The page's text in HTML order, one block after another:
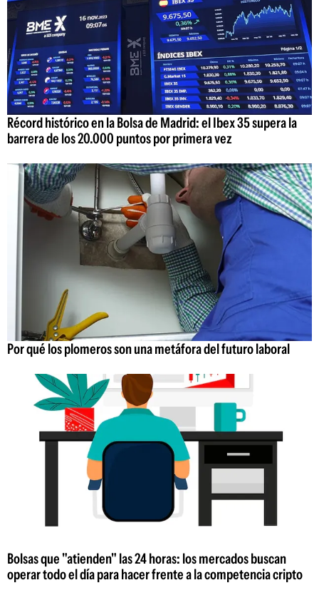
Récord histórico en la Bolsa de Madrid: el Ibex 35 supera la
barrera de los 20.000 puntos por primera vez
Por qué los plomeros son una metáfora del futuro laboral
Bolsas que "atienden" las 24 horas: los mercados buscan
operar todo el día para hacer frente a la competencia cripto